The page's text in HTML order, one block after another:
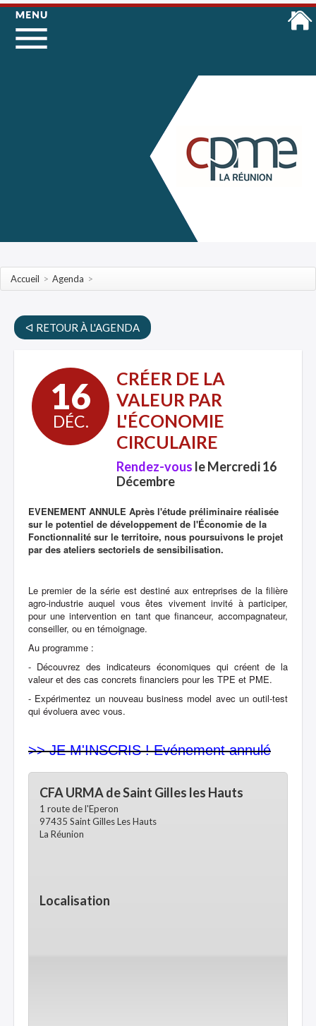
Accueil > Agenda >
ᐊ RETOUR À L'AGENDA
16
DÉC.
CRÉER DE LA
VALEUR PAR
L'ÉCONOMIE
CIRCULAIRE
Rendez-vous le Mercredi 16
Décembre
EVENEMENT ANNULE Après l'étude préliminaire réalisée
sur le potentiel de développement de l'Économie de la
Fonctionnalité sur le territoire, nous poursuivons le projet
par des ateliers sectoriels de sensibilisation.
Le premier de la série est destiné aux entreprises de la filière
agro-industrie auquel vous êtes vivement invité à participer,
pour une intervention en tant que financeur, accompagnateur,
conseiller, ou en témoignage.
Au programme :
- Découvrez des indicateurs économiques qui créent de la
valeur et des cas concrets financiers pour les TPE et PME.
- Expérimentez un nouveau business model avec un outil-test
qui évoluera avec vous.
>> JE M'INSCRIS ! Evénement annulé
CFA URMA de Saint Gilles les Hauts
1 route de l'Eperon
97435 Saint Gilles Les Hauts
La Réunion
Localisation